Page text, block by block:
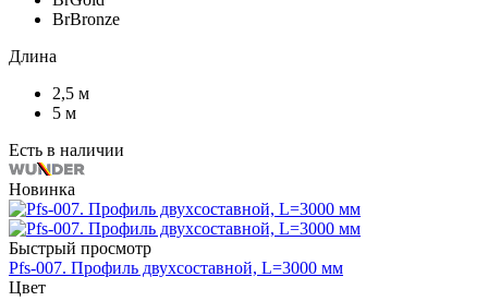
BrBronze
Длина
2,5 м
5 м
Есть в наличии
Новинка
Быстрый просмотр
Pfs-007. Профиль двухсоставной, L=3000 мм
Цвет